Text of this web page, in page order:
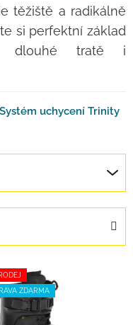
těžiště a radikálně
si perfektní základ
dlouhé tratě i
Systém uchycení Trinity
ZDARMA